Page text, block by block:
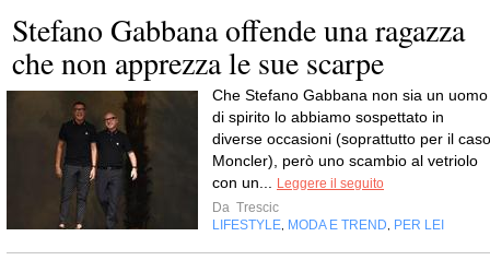
Stefano Gabbana offende una ragazza
che non apprezza le sue scarpe
Che Stefano Gabbana non sia un uomo
di spirito lo abbiamo sospettato in
diverse occasioni (soprattutto per il caso
Moncler), però uno scambio al vetriolo
con un...
Leggere il seguito
Da Trescic
LIFESTYLE MODA E TREND PER LEI